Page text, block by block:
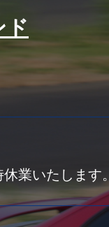
ド
業いたします。